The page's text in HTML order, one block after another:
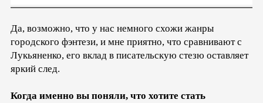
Да, возможно, что у нас немного схожи жанры
городского фэнтези, и мне приятно, что сравнивают с
Лукьяненко, его вклад в писательскую стезю оставляет
яркий след.
Когда именно вы поняли, что хотите стать